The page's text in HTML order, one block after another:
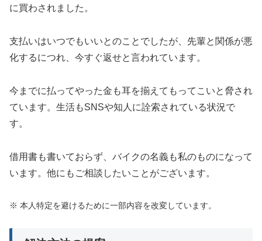
に買わされました。
支払いはいつでもいいとのことでしたが、先輩と関係が悪
化するにつれ、今すぐ返せと言われています。
今までに払ってやった金も耳を揃えてもってこいと脅され
ています。生活もSNSや知人に詮索されている状況で
す。
借用書も書いておらず、バイクの名義も私のものになって
います。他にもご相談したいことがございます。
※ 本人特定を避けるために一部内容を改変しています。